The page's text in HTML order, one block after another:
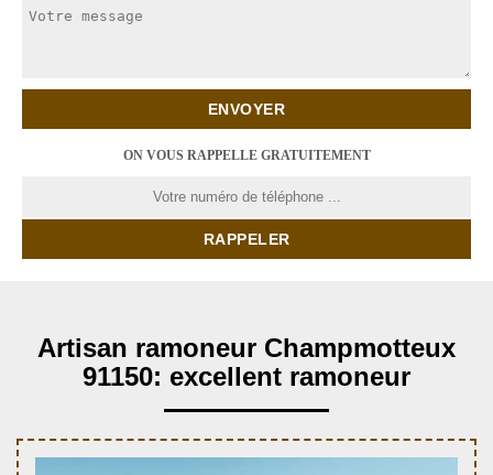
ON VOUS RAPPELLE GRATUITEMENT
Artisan ramoneur Champmotteux
91150: excellent ramoneur